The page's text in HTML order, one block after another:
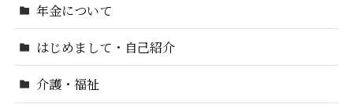
年金について
はじめまして・自己紹介
介護・福祉